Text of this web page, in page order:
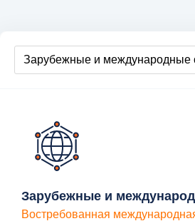
Зарубежные и
Востребованная